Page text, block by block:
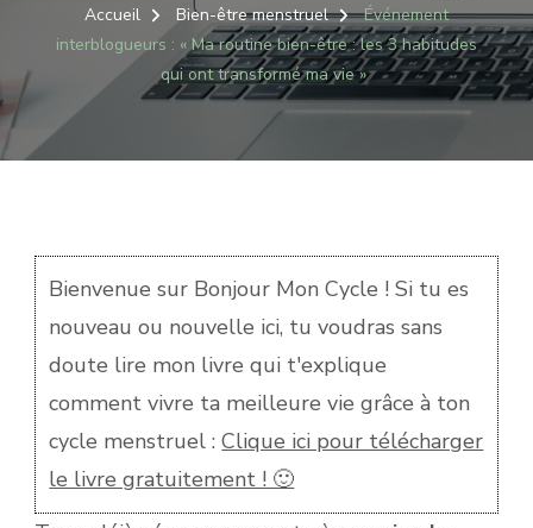
:
« MA
ROUTINE
BIEN-
:
QUI
ONT
MA
Accueil Bien-être menstruel
Événement
interblogueurs : « Ma routine bien-être : les 3 habitudes
qui ont transformé ma vie »
Bienvenue sur Bonjour Mon Cycle ! Si tu es
nouveau ou nouvelle ici, tu voudras sans
doute lire mon livre qui t'explique
comment vivre ta meilleure vie grâce à ton
cycle menstruel :Clique ici pour télécharger
le livre gratuitement ! 🙂